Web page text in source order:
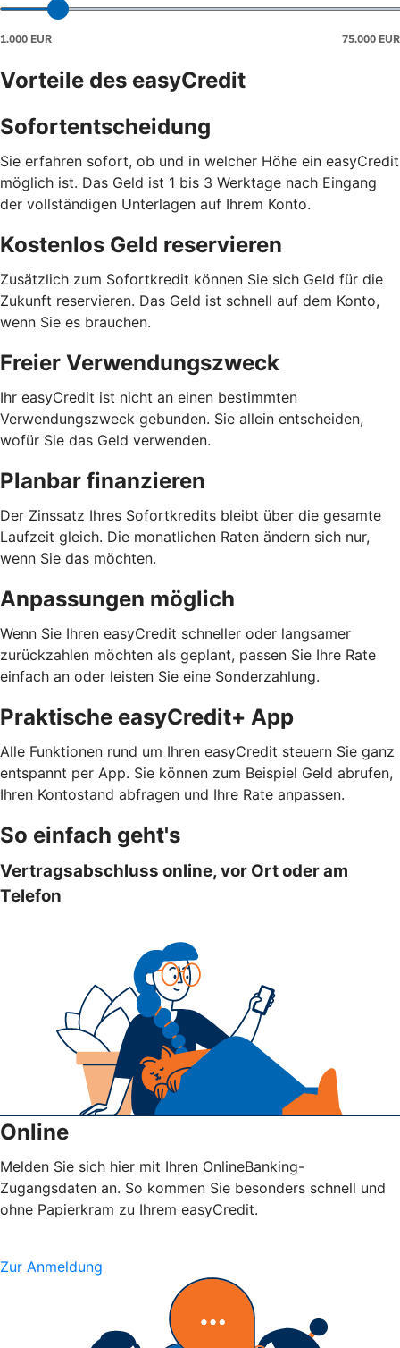
Vorteile des easyCredit
Sofortentscheidung
Sie erfahren sofort, ob und in welcher Höhe ein easyCredit
möglich ist. Das Geld ist 1 bis 3 Werktage nach Eingang
der vollständigen Unterlagen auf Ihrem Konto.
Kostenlos Geld reservieren
Zusätzlich zum Sofortkredit können Sie sich Geld für die
Zukunft reservieren. Das Geld ist schnell auf dem Konto,
wenn Sie es brauchen.
Freier Verwendungszweck
Ihr easyCredit ist nicht an einen bestimmten
Verwendungszweck gebunden. Sie allein entscheiden,
wofür Sie das Geld verwenden.
Planbar finanzieren
Der Zinssatz Ihres Sofortkredits bleibt über die gesamte
Laufzeit gleich. Die monatlichen Raten ändern sich nur,
wenn Sie das möchten.
Anpassungen möglich
Wenn Sie Ihren easyCredit schneller oder langsamer
zurückzahlen möchten als geplant, passen Sie Ihre Rate
einfach an oder leisten Sie eine Sonderzahlung.
Praktische easyCredit+ App
Alle Funktionen rund um Ihren easyCredit steuern Sie ganz
entspannt per App. Sie können zum Beispiel Geld abrufen,
Ihren Kontostand abfragen und Ihre Rate anpassen.
So einfach geht's
Vertragsabschluss online, vor Ort oder am
Telefon
Online
Melden Sie sich hier mit Ihren OnlineBanking-
Zugangsdaten an. So kommen Sie besonders schnell und
ohne Papierkram zu Ihrem easyCredit.
Zur Anmeldung